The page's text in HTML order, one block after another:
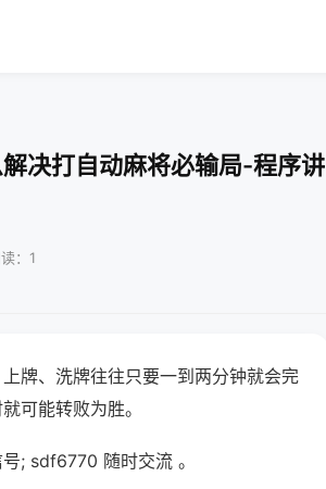
决打自动麻将必输局-程序讲
：1
牌、洗牌往往只要一到两分钟就会完
可能转败为胜。
; sdf6770 随时交流 。